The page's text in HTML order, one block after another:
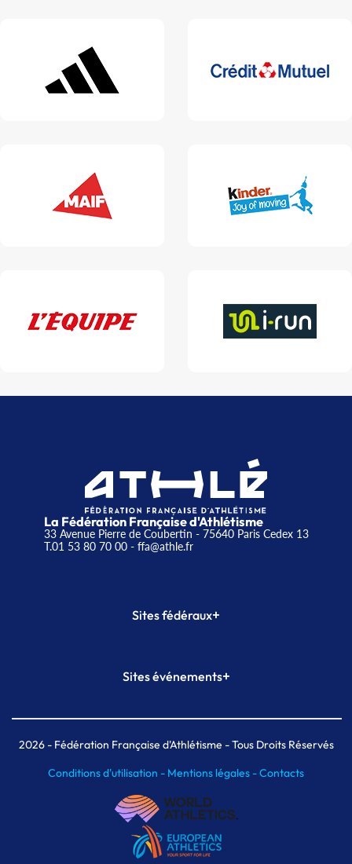
La Fédération Française d'Athlétisme
33 Avenue Pierre de Coubertin - 75640 Paris Cedex 13
T.01 53 80 70 00- ffa@athle.fr
Sites fédéraux+
Plateforme Formation
Sites événements+
Meeting de Paris indoor
MAIF Ekiden de Paris
2026- Fédération Française d'Athlétisme - Tous Droits Réservés
Conditions d'utilisation - Mentions légales -Contacts